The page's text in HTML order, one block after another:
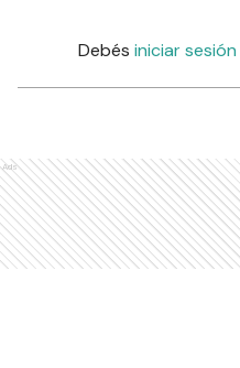
Debés iniciar sesión
Ads